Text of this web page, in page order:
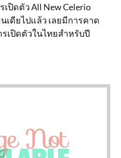
ปิดตัว All New Celerio
เดียไปแล้ว เลยมีการคาด
เปิดตัวในไทยสำหรับปี